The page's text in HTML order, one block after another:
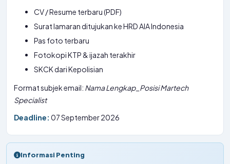
CV / Resume terbaru (PDF)
Surat lamaran ditujukan ke HRD AIA Indonesia
Pas foto terbaru
Fotokopi KTP & ijazah terakhir
SKCK dari Kepolisian
Format subjek email: Nama Lengkap_Posisi Martech
Specialist
Deadline: 07 September 2026
Informasi Penting